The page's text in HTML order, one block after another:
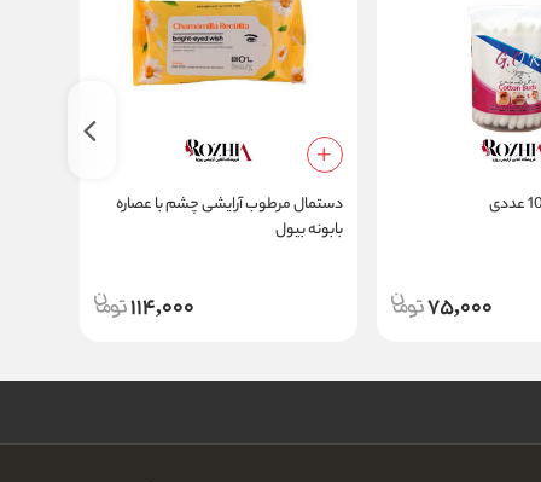
75,000
دستمال مرطوب آرایشی چشم با عصاره
بابونه بیول
114,000